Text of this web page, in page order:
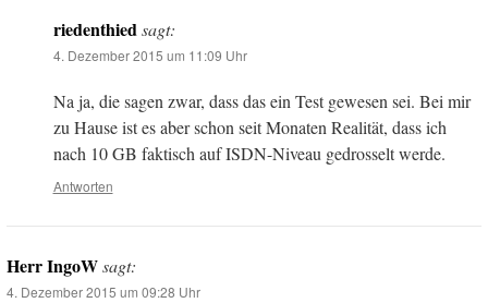
riedenthied sagt:
4. Dezember 2015 um 11:09 Uhr
Na ja, die sagen zwar, dass das ein Test gewesen sei. Bei mir
zu Hause ist es aber schon seit Monaten Realität, dass ich
nach 10 GB faktisch auf ISDN-Niveau gedrosselt werde.
Antworten
Herr IngoWsagt:
4. Dezember 2015 um 09:28 Uhr